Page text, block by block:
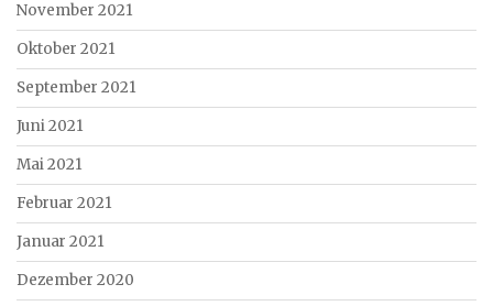
November 2021
Oktober 2021
September 2021
Juni 2021
Mai 2021
Februar 2021
Januar 2021
Dezember 2020